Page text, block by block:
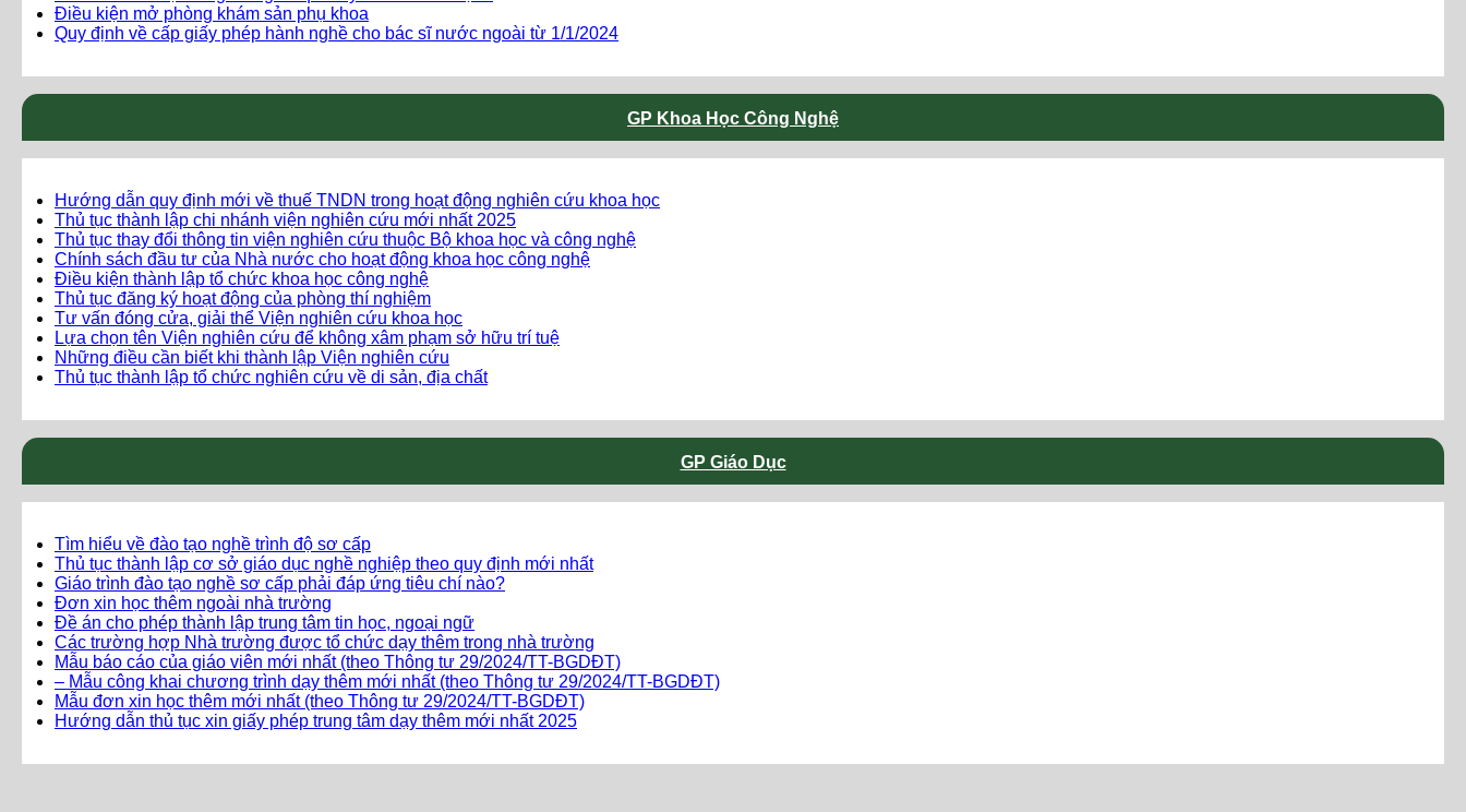
Điều kiện mở phòng khám sản phụ khoa
Quy định về cấp giấy phép hành nghề cho bác sĩ nước ngoài từ 1/1/2024
GP Khoa Học Công Nghệ
Hướng dẫn quy định mới về thuế TNDN trong hoạt động nghiên cứu khoa học
Thủ tục thành lập chi nhánh viện nghiên cứu mới nhất 2025
Thủ tục thay đổi thông tin viện nghiên cứu thuộc Bộ khoa học và công nghệ
Chính sách đầu tư của Nhà nước cho hoạt động khoa học công nghệ
Điều kiện thành lập tổ chức khoa học công nghệ
Thủ tục đăng ký hoạt động của phòng thí nghiệm
Tư vấn đóng cửa, giải thể Viện nghiên cứu khoa học
Lựa chọn tên Viện nghiên cứu để không xâm phạm sở hữu trí tuệ
Những điều cần biết khi thành lập Viện nghiên cứu
Thủ tục thành lập tổ chức nghiên cứu về di sản, địa chất
GP Giáo Dục
Tìm hiểu về đào tạo nghề trình độ sơ cấp
Thủ tục thành lập cơ sở giáo dục nghề nghiệp theo quy định mới nhất
Giáo trình đào tạo nghề sơ cấp phải đáp ứng tiêu chí nào?
Đơn xin học thêm ngoài nhà trường
Đề án cho phép thành lập trung tâm tin học, ngoại ngữ
Các trường hợp Nhà trường được tổ chức dạy thêm trong nhà trường
Mẫu báo cáo của giáo viên mới nhất (theo Thông tư 29/2024/TT-BGDĐT)
– Mẫu công khai chương trình dạy thêm mới nhất (theo Thông tư 29/2024/TT-BGDĐT)
Mẫu đơn xin học thêm mới nhất (theo Thông tư 29/2024/TT-BGDĐT)
Hướng dẫn thủ tục xin giấy phép trung tâm dạy thêm mới nhất 2025